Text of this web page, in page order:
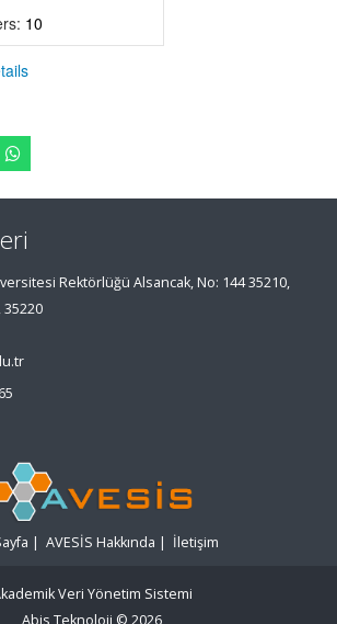
10
Rektörlüğü Alsancak, No: 144 35210,
35220
| AVESİS Hakkında | İletişim
Veri Yönetim Sistemi
Abis Teknoloji © 2026